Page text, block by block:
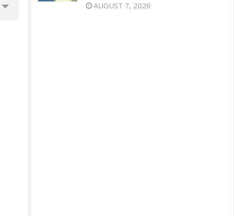
AUGUST 7, 2026